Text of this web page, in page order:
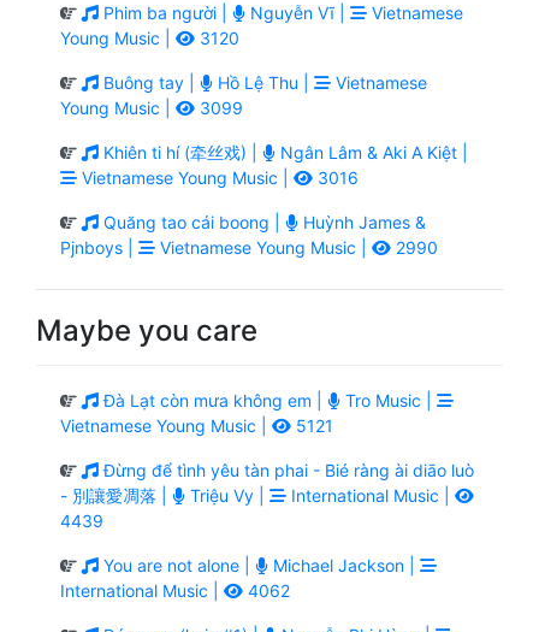
Phim ba người | Nguyễn Vĩ |
Vietnamese
Young Music |
3120
Buông tay | Hồ Lệ Thu |
Vietnamese
Young Music |
3099
Khiên ti hí (牵丝戏) |
Ngân Lâm & Aki A Kiệt |
Vietnamese Young Music |
3016
Quăng tao cái boong |
Huỳnh James &
Pjnboys |
Vietnamese Young Music | 2990
Maybe you care
Đà Lạt còn mưa không em |
Tro Music |
Vietnamese Young Music |
5121
Đừng để tình yêu tàn phai - Bié ràng ài diāo luò
- 別讓愛凋落 |
Triệu Vy |
International Music |
4439
You are not alone |
Michael Jackson |
International Music |
4062